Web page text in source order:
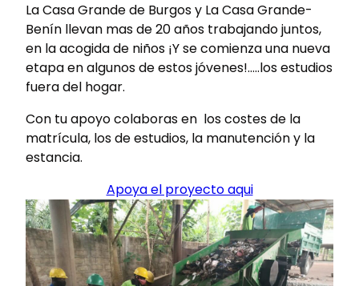
La Casa Grande de Burgos y La Casa Grande-
Benín llevan mas de 20 años trabajando juntos,
en la acogida de niños ¡Y se comienza una nueva
etapa en algunos de estos jóvenes!…..los estudios
fuera del hogar.
Con tu apoyo colaboras en los costes de la
matrícula, los de estudios, la manutención y la
estancia.
Apoya el proyecto aqui